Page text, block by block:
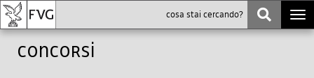
Concorsi